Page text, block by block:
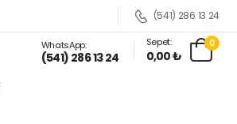
(541) 286 13 24
WhatsApp:
(541) 286 13 24
Sepet:
0,00 ₺
0